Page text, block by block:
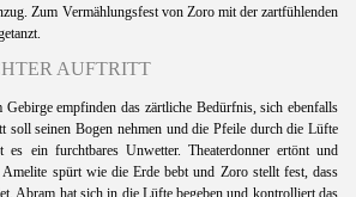
Zum Vermählungsfest von Zoro mit der zartfühlenden
AUFTRITT
Gebirge empfinden das zärtliche Bedürfnis, sich ebenfalls
soll seinen Bogen nehmen und die Pfeile durch die Lüfte
es ein furchtbares Unwetter. Theaterdonner ertönt und
Amelite spürt wie die Erde bebt und Zoro stellt fest, dass
Abram hat sich in die Lüfte begeben und kontrolliert das